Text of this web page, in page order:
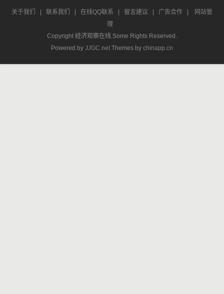
关于我们 联系我们 在线QQ联系 留言建议 广告合作
网站管
理
Copyright 经济观察在线.Some Rights Reserved.
Powered by JJGC.net Themes by chinapp.cn